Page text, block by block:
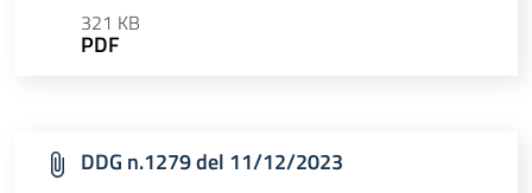
321 KB
PDF
DDG n.1279 del 11/12/2023